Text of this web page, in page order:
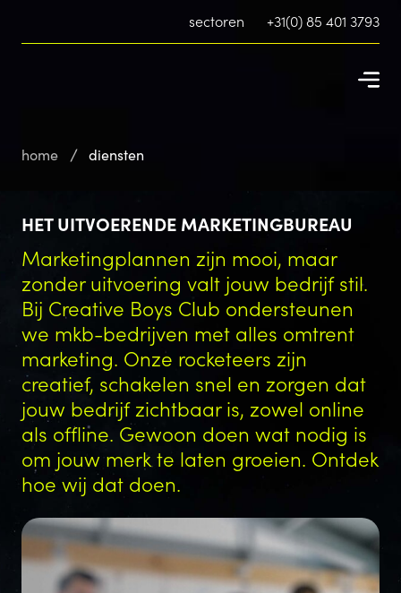
sectoren +31(0) 85 401 3793
home diensten
HET UITVOERENDE MARKETINGBUREAU
Marketingplannen zijn mooi, maar
zonder uitvoering valt jouw bedrijf stil.
Bij Creative Boys Club ondersteunen
we mkb-bedrijven met alles omtrent
marketing. Onze rocketeers zijn
creatief, schakelen snel en zorgen dat
jouw bedrijf zichtbaar is, zowel online
als offline. Gewoon doen wat nodig is
om jouw merk te laten groeien. Ontdek
hoe wij dat doen.